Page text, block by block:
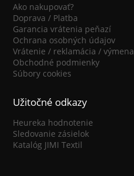
Ako nakupovať?
Doprava / Platba
Garancia vrátenia peňazí
Ochrana osobných údajov
Vrátenie / reklamácia / výmena
Obchodné podmienky
Súbory cookies
Užitočné odkazy
Heureka hodnotenie
Sledovanie zásielok
Katalóg JIMI Textil